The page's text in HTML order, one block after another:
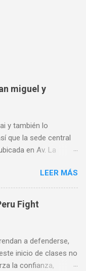
miguel y
y también lo
que la sede central
en Av. La
de San Miguel,
y todo ello gracias
en Av. La
de Plaza San
Sábados de 9 am a
a 1 pm. Más
LEER MÁS
Fight
a defenderse,
inicio de clases no
la confianza,